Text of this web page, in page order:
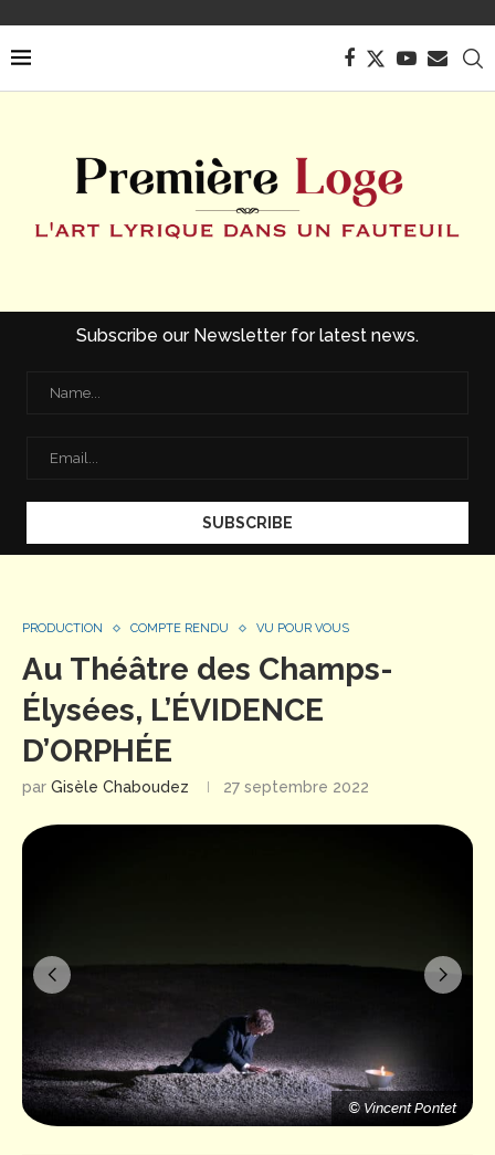
Subscribe our Newsletter for latest news.
PRODUCTION COMPTE RENDU VU POUR VOUS
Au Théâtre des Champs-
Élysées, L’ÉVIDENCE
D’ORPHÉE
par Gisèle Chaboudez 27 septembre 2022
© Vincent Pontet
© Vincent Pontet
© Vincent Pontet